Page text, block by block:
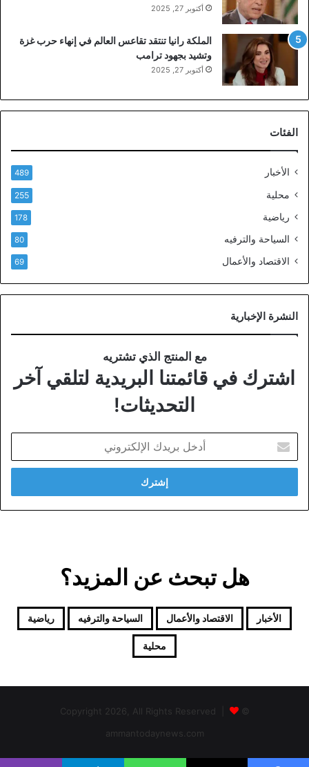
أكتوبر 27, 2025
الملكة رانيا تنتقد تقاعس العالم في إنهاء حرب غزة
وتشيد بجهود ترامب
أكتوبر 27, 2025
الفئات
الأخبار 489
محلية 255
رياضية 178
السياحة والترفيه 80
الاقتصاد والأعمال 69
النشرة الإخبارية
مع المنتج الذي تشتريه
اشترك في قائمتنا البريدية لتلقي آخر
التحديثات!
بريدك
الإلكتروني
هل تبحث عن المزيد؟
الأخبار الاقتصاد والأعمال السياحة والترفيه رياضية
محلية
© Copyright 2026, All Rights Reserved |
ammantodaynews.com